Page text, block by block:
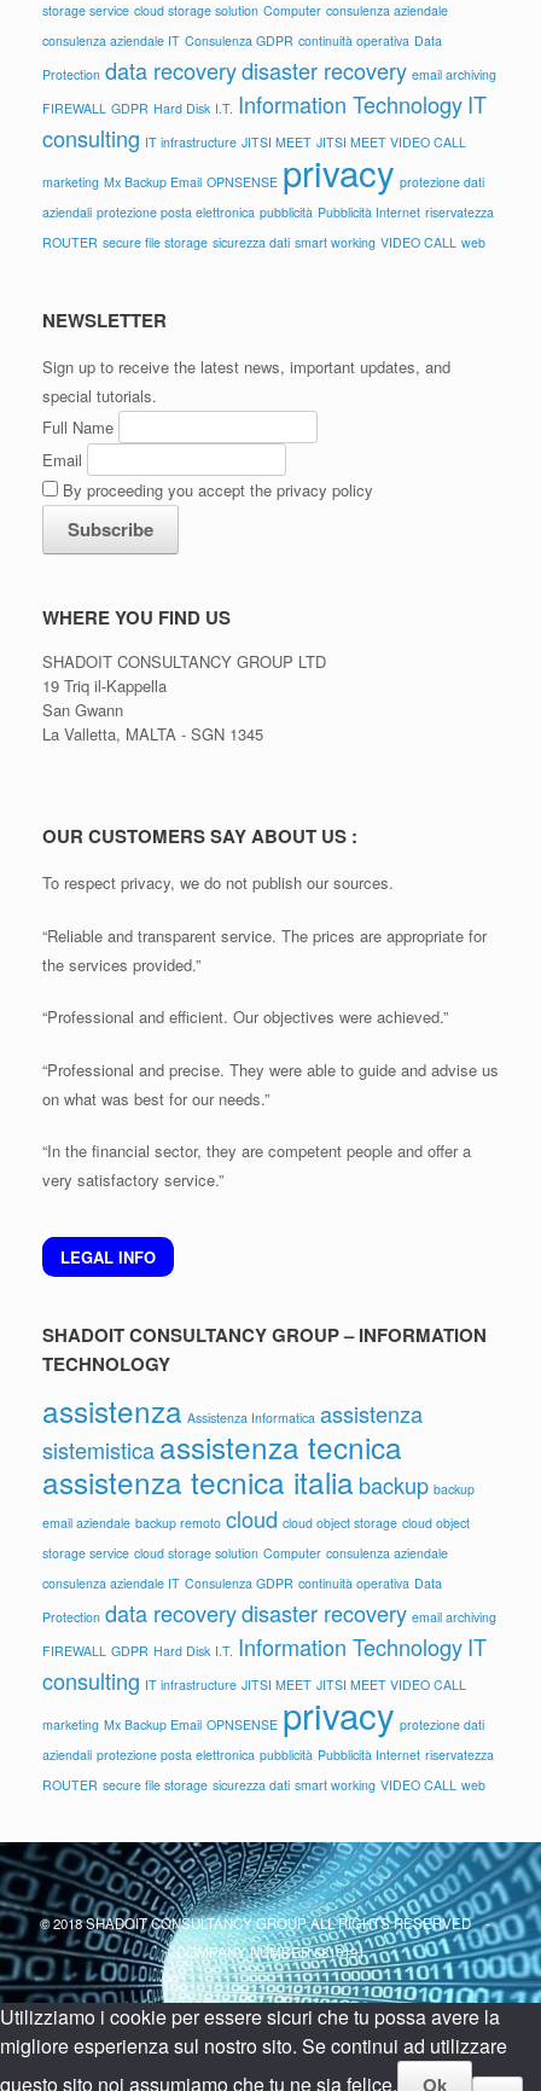
storage service cloud storage solution Computer consulenza aziendale
consulenza aziendale IT Consulenza GDPR continuità operativa Data
Protection data recoverydisaster recovery email archiving
FIREWALL GDPR Hard Disk I.T. Information TechnologyIT
consulting IT infrastructure JITSI MEET JITSI MEET VIDEO CALL
marketing Mx Backup Email OPNSENSE privacy protezione dati
aziendali protezione posta elettronica pubblicità Pubblicità Internet riservatezza
ROUTER secure file storage sicurezza dati smart working VIDEO CALL web
NEWSLETTER
Sign up to receive the latest news, important updates, and
special tutorials.
Full Name
Email
By proceeding you accept the privacy policy
WHERE YOU FIND US
SHADOIT CONSULTANCY GROUP LTD
19 Triq il-Kappella
San Gwann
La Valletta, MALTA - SGN 1345
OUR CUSTOMERS SAY ABOUT US :
To respect privacy, we do not publish our sources.
“Reliable and transparent service. The prices are appropriate for
the services provided.”
“Professional and efficient. Our objectives were achieved.”
“Professional and precise. They were able to guide and advise us
on what was best for our needs.”
“In the financial sector, they are competent people and offer a
very satisfactory service.”
LEGAL INFO
SHADOIT CONSULTANCY GROUP – INFORMATION
TECHNOLOGY
assistenza Assistenza Informatica assistenza
sistemisticaassistenza tecnica
assistenza tecnica italia backup backup
email aziendale backup remoto cloud cloud object storage cloud object
storage service cloud storage solution Computer consulenza aziendale
consulenza aziendale IT Consulenza GDPR continuità operativa Data
Protection data recoverydisaster recovery email archiving
FIREWALL GDPR Hard Disk I.T. Information TechnologyIT
consulting IT infrastructure JITSI MEET JITSI MEET VIDEO CALL
marketing Mx Backup Email OPNSENSE privacy protezione dati
aziendali protezione posta elettronica pubblicità Pubblicità Internet riservatezza
ROUTER secure file storage sicurezza dati smart working VIDEO CALL web
© 2018 SHADOIT CONSULTANCY GROUP ALL RIGHTS RESERVED -
COMPANY NUMBER 6810191
Utilizziamo i cookie per essere sicuri che tu possa avere la
migliore esperienza sul nostro sito. Se continui ad utilizzare
questo sito noi assumiamo che tu ne sia felice.
Ok